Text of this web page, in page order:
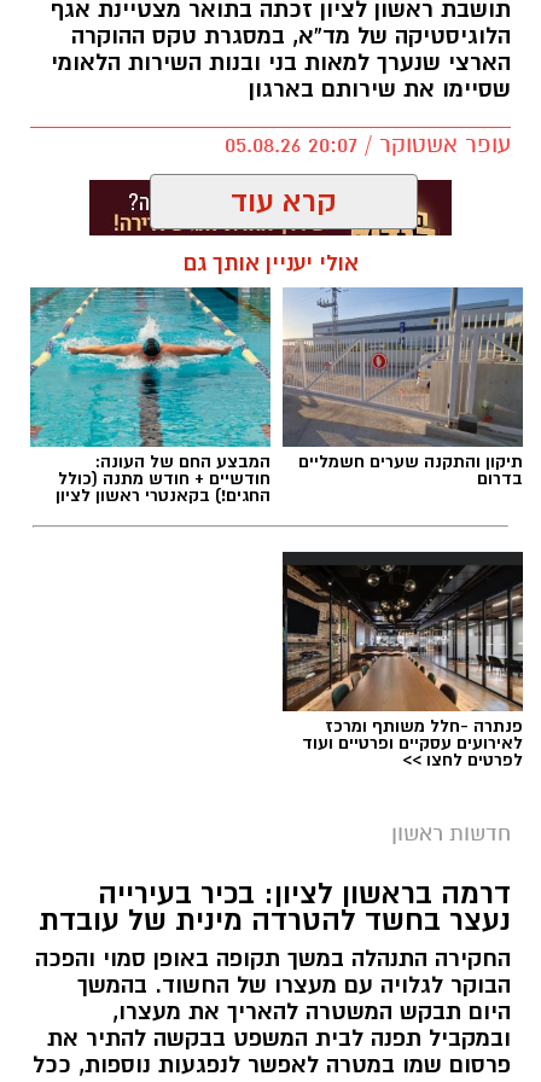
תושבת ראשון לציון זכתה בתואר מצטיינת אגף
הלוגיסטיקה של מד”א, במסגרת טקס ההוקרה
הארצי שנערך למאות בני ובנות השירות הלאומי
שסיימו את שירותם בארגון
עופר אשטוקר / 20:07 05.08.26
תגים:מד״א, שחר ברן
מצטיינת אגף הלוגיסטיקה במד"א שחר ברן תושבת
כבוד לראשון לציון:
במסגרת טקס ההוקרה הארצי לבני ובנות השירות
הלאומי שסיימו את שירותם במד”א.
הטקס התקיים השבוע באודיטוריום קריית מד”א
ברמלה, בהשתתפות כ-320 צעירות וצעירים שסיימו
שנה או שנתיים של שירות לאומי בארגון, ובמעמד
קרא עוד
אולי יעניין אותך גם
תיקון והתקנה שערים חשמליים
בדרום
המבצע החם של העונה:
חודשיים + חודש מתנה (כולל
החגים!) בקאנטרי ראשון לציון
פנתרה -חלל משותף ומרכז
לאירועים עסקיים ופרטיים ועוד
לפרטים לחצו >>
חדשות ראשון
דרמה בראשון לציון: בכיר בעירייה
נעצר בחשד להטרדה מינית של עובדת
החקירה התנהלה במשך תקופה באופן סמוי והפכה
הבוקר לגלויה עם מעצרו של החשוד. בהמשך
היום תבקש המשטרה להאריך את מעצרו,
ובמקביל תפנה לבית המשפט בבקשה להתיר את
פרסום שמו במטרה לאפשר לנפגעות נוספות, ככל